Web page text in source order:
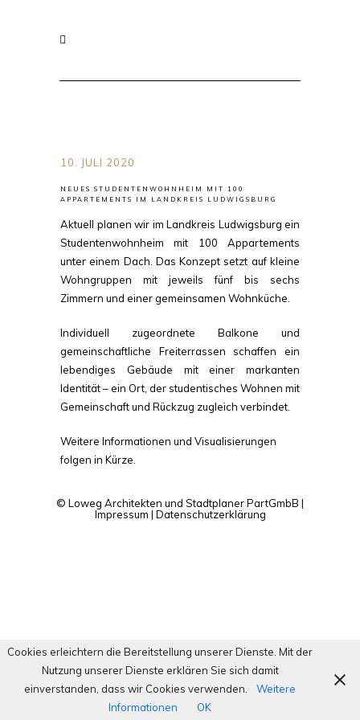
10. JULI 2020
NEUES STUDENTENWOHNHEIM MIT 100
APPARTEMENTS IM LANDKREIS LUDWIGSBURG
Aktuell planen wir im Landkreis Ludwigsburg ein
Studentenwohnheim mit 100 Appartements
unter einem Dach. Das Konzept setzt auf kleine
Wohngruppen mit jeweils fünf bis sechs
Zimmern und einer gemeinsamen Wohnküche.
Individuell zugeordnete Balkone und
gemeinschaftliche Freiterrassen schaffen ein
lebendiges Gebäude mit einer markanten
Identität – ein Ort, der studentisches Wohnen mit
Gemeinschaft und Rückzug zugleich verbindet.
Weitere Informationen und Visualisierungen
folgen in Kürze.
© Loweg Architekten und Stadtplaner PartGmbB |
Impressum | Datenschutzerklärung
Cookies erleichtern die Bereitstellung unserer Dienste. Mit der
Nutzung unserer Dienste erklären Sie sich damit
einverstanden, dass wir Cookies verwenden.
Weitere
Informationen
OK